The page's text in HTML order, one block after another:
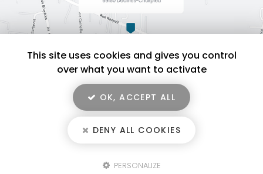
En savoir +
ACTIVITÉSANTÉ, salle de sport pour activité physique adaptée à
Mentions légales -Plan du site-Liens utiles
This site uses cookies and gives you control
over what you want to activate
OK, ACCEPT ALL
DENY ALL COOKIES
PERSONALIZE